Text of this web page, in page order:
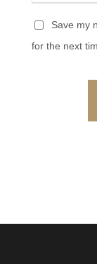
Save my
for the next